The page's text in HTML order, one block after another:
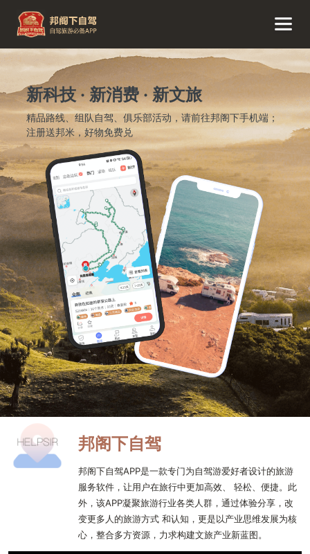
新科技 · 新消费 · 新文旅
精品路线、组队自驾、俱乐部活动，请前往邦阁下手机端；
注册送邦米，好物免费兑
邦阁下自驾
邦阁下自驾APP是一款专门为自驾游爱好者设计的旅游
服务软件，让用户在旅行中更加高效、 轻松、便捷。此
外，该APP凝聚旅游行业各类人群，通过体验分享，改
变更多人的旅游方式 和认知，更是以产业思维发展为核
心，整合多方资源，力求构建文旅产业新蓝图。